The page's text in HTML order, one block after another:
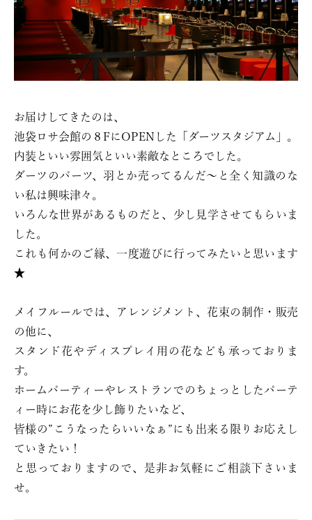
お届けしてきたのは、
池袋ロサ会館の８FにOPENした「ダーツスタジアム」。
内装といい雰囲気といい素敵なところでした。
ダーツのパーツ、羽とか売ってるんだ〜と全く知識のな
い私は興味津々。
いろんな世界があるものだと、少し見学させてもらいま
した。
これも何かのご縁、一度遊びに行ってみたいと思います
★
メイフルールでは、アレンジメント、花束の制作・販売
の他に、
スタンド花やディスプレイ用の花なども承っておりま
す。
ホームパーティーやレストランでのちょっとしたパーテ
ィー時にお花を少し飾りたいなど、
皆様の”こうなったらいいなぁ”にも出来る限りお応えし
ていきたい！
と思っておりますので、是非お気軽にご相談下さいま
せ。